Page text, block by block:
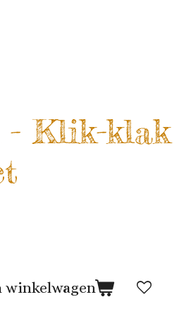
- Klik-klak
winkelwagen